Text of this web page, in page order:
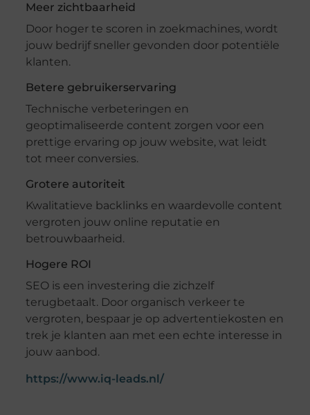
Meer zichtbaarheid
Door hoger te scoren in zoekmachines, wordt
jouw bedrijf sneller gevonden door potentiële
klanten.
Betere gebruikerservaring
Technische verbeteringen en
geoptimaliseerde content zorgen voor een
prettige ervaring op jouw website, wat leidt
tot meer conversies.
Grotere autoriteit
Kwalitatieve backlinks en waardevolle content
vergroten jouw online reputatie en
betrouwbaarheid.
Hogere ROI
SEO is een investering die zichzelf
terugbetaalt. Door organisch verkeer te
vergroten, bespaar je op advertentiekosten en
trek je klanten aan met een echte interesse in
jouw aanbod.
https://www.iq-leads.nl/